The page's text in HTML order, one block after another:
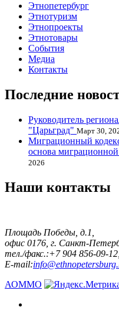
Этнопетербург
Этнотуризм
Этнопроекты
Этнотовары
События
Медиа
Контакты
Последние
Руководитель
"Царьград" Март 30,
Миграционный
основа
2026
Наши контакты
Площадь Победы, д.1,
офис 0176, г. Санкт-
тел./факс.:+7 904 856-09-
E-mail:
АОММО